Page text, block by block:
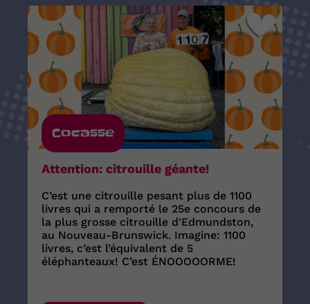
Cocasse
Attention: citrouille géante!
C’est une citrouille pesant plus de 1100
livres qui a remporté le 25e concours de
la plus grosse citrouille d'Edmundston,
au Nouveau-Brunswick. Imagine: 1100
livres, c’est l’équivalent de 5
éléphanteaux! C’est ÉNOOOOORME!